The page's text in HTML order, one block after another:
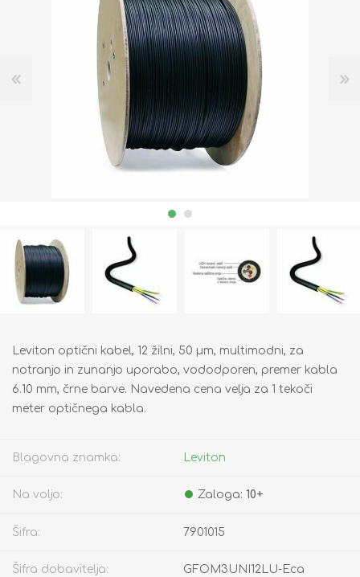
Leviton optični kabel, 12 žilni, 50 µm, multimodni, za
notranjo in zunanjo uporabo, vododporen, premer kabla
6.10 mm, črne barve. Navedena cena velja za 1 tekoči
meter optičnega kabla.
Blagovna znamka: Leviton
Na voljo: Zaloga: 10+
Šifra: 7901015
Šifra dobavitelja: GFOM3UNI12LU-Eca